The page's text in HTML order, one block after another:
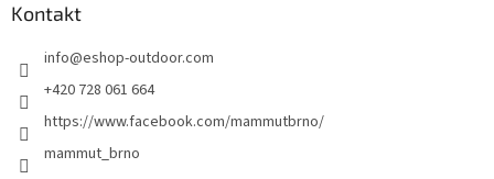
Kontakt
info@eshop-outdoor.com
+420 728 061 664
https://www.facebook.com/mammutbrno/
mammut_brno